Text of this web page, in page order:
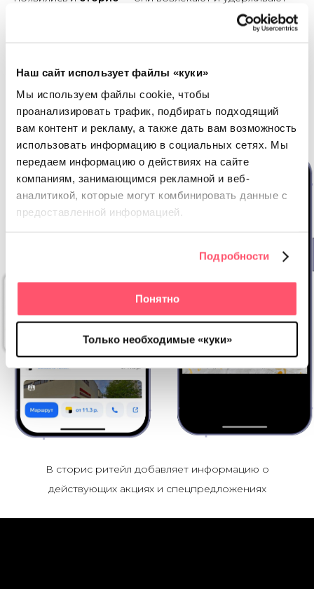
Наш сайт использует файлы «куки»
Мы используем файлы cookie, чтобы
проанализировать трафик, подбирать подходящий
вам контент и рекламу, а также дать вам возможность
использовать информацию в социальных сетях. Мы
передаем информацию о действиях на сайте
компаниям, занимающимся рекламной и веб-
аналитикой, которые могут комбинировать данные с
предоставленной информацией.
Подробности
Понятно
Только необходимые «куки»
пользователей Яндекс Карт в профиле компании.
действующих акционных предложениях, так как в
картах уже прогретая аудитория
локацию с намерением сделать покупку, —
рассказывает команда маркетинга сети.
В сторис ритейл добавляет информацию о
действующих акциях и спецпредложениях